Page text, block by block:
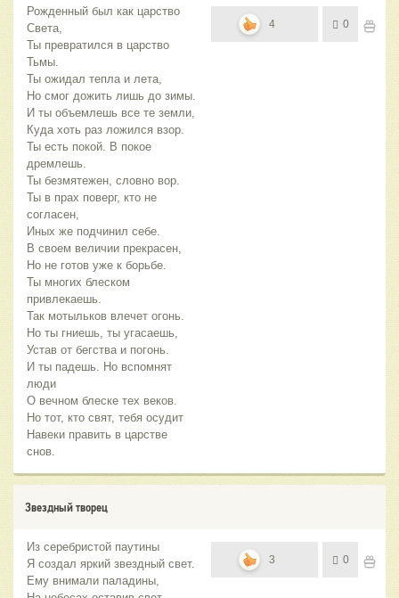
Рожденный был как царство
Света,
Ты превратился в царство
Тьмы.
Ты ожидал тепла и лета,
Но смог дожить лишь до зимы.
И ты объемлешь все те земли,
Куда хоть раз ложился взор.
Ты есть покой. В покое
дремлешь.
Ты безмятежен, словно вор.
Ты в прах поверг, кто не
согласен,
Иных же подчинил себе.
В своем величии прекрасен,
Но не готов уже к борьбе.
Ты многих блеском
привлекаешь.
Так мотыльков влечет огонь.
Но ты гниешь, ты угасаешь,
Устав от бегства и погонь.
И ты падешь. Но вспомнят
люди
О вечном блеске тех веков.
Но тот, кто свят, тебя осудит
Навеки править в царстве
снов.
4 0
Звездный творец
Из серебристой паутины
Я создал яркий звездный свет.
Ему внимали паладины,
3 0